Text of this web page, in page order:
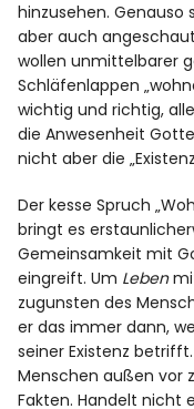
hinzusehen.Genauso
aber auch
wollen unmittelbarer
Schläfenlappen
wichtig und richtig,
die Anwesenheit
nicht aber die
Der kesse Spruch
bringt es
Gemeinsamkeit mit
eingreift. Um Leben
zugunsten des
er das immer dann,
seiner Existenz
Menschen außen vor
Fakten. Handelt nicht